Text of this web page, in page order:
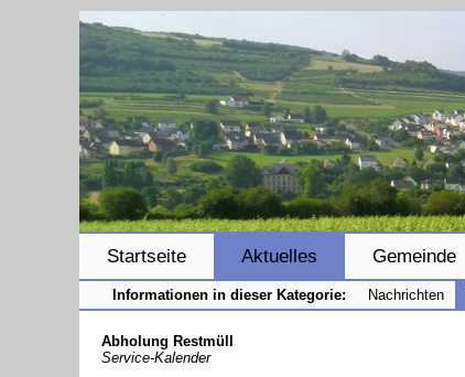
Startseite Aktuelles Gemeinde
Informationen in dieser Kategorie: Nachrichten
Abholung Restmüll
Service-Kalender